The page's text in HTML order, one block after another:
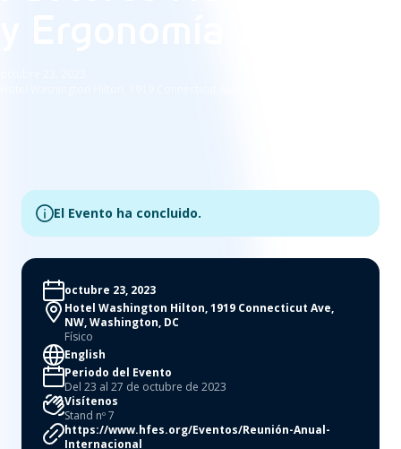
El Evento ha concluido.
octubre 23, 2023
Hotel Washington Hilton, 1919 Connecticut Ave,
NW, Washington, DC
Físico
English
Periodo del Evento
Del 23 al 27 de octubre de 2023
Visítenos
Stand nº 7
https://www.hfes.org/Eventos/Reunión-Anual-
Internacional